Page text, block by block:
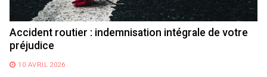
Accident routier : indemnisation intégrale de votre
préjudice
10 AVRIL 2026